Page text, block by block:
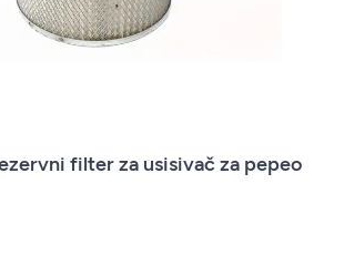
filter za usisivač za pepeo